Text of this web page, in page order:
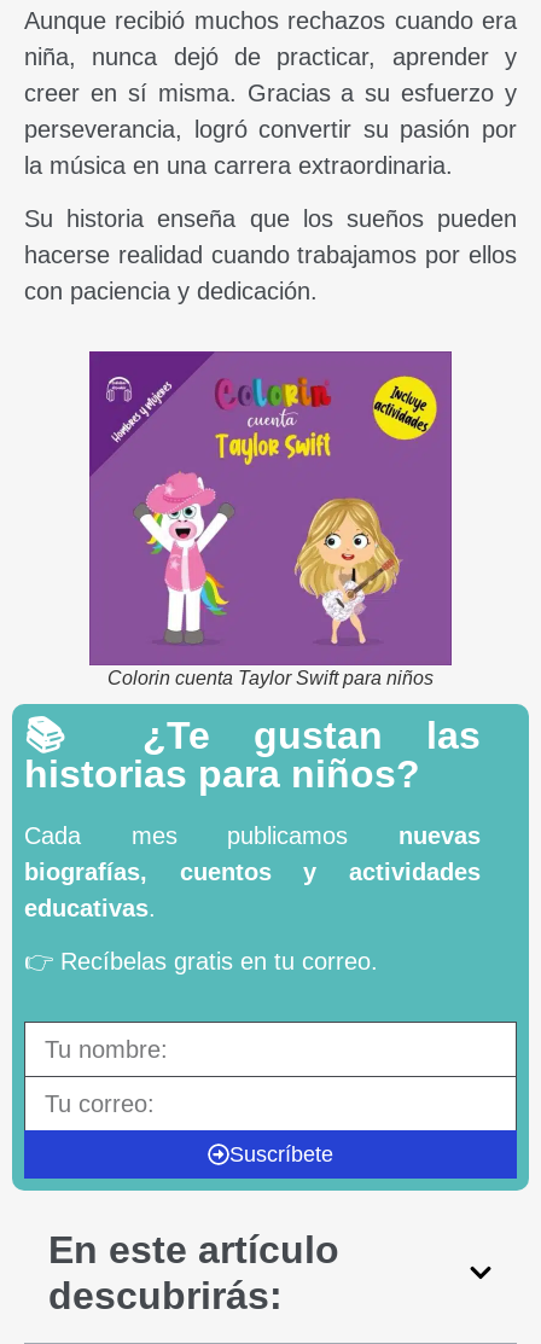
Aunque recibió muchos rechazos cuando era
niña, nunca dejó de practicar, aprender y
creer en sí misma. Gracias a su esfuerzo y
perseverancia, logró convertir su pasión por
la música en una carrera extraordinaria.
Su historia enseña que los sueños pueden
hacerse realidad cuando trabajamos por ellos
con paciencia y dedicación.
Colorin cuenta Taylor Swift para niños
📚 ¿Te gustan las
historias para niños?
Cada mes publicamos nuevas
biografías, cuentos y actividades
educativas.
👉 Recíbelas gratis en tu correo.
Suscríbete
En este artículo
descubrirás: